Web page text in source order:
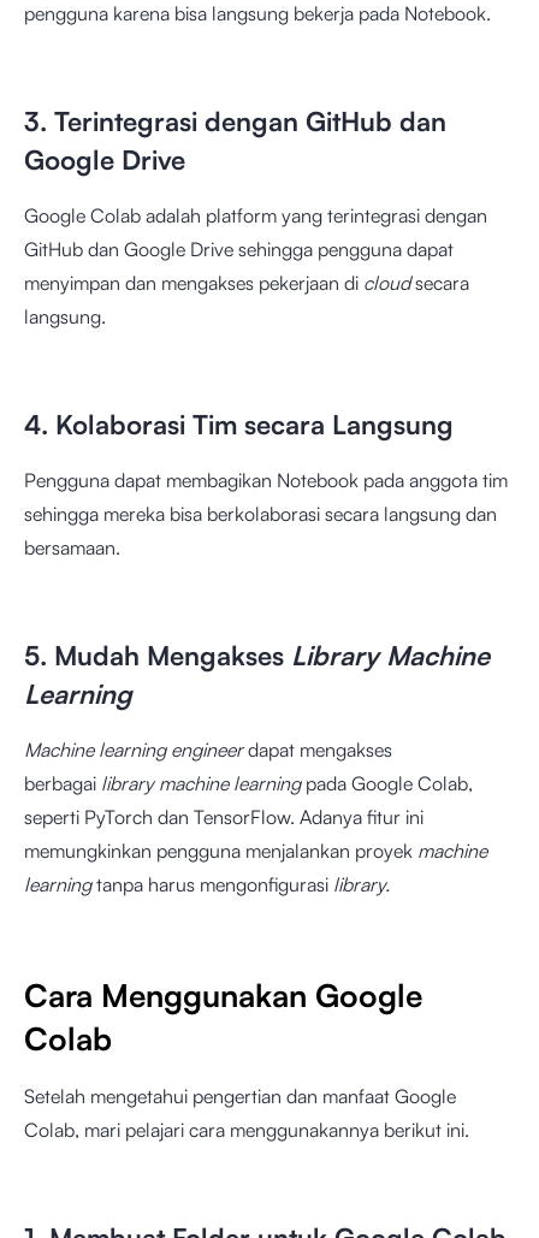
pengguna karena bisa langsung bekerja pada Notebook.
3. Terintegrasi dengan GitHub dan
Google Drive
Google Colab adalah platform yang terintegrasi dengan
GitHub dan Google Drive sehingga pengguna dapat
menyimpan dan mengakses pekerjaan di cloudsecara
langsung.
4. Kolaborasi Tim secara Langsung
Pengguna dapat membagikan Notebook pada anggota tim
sehingga mereka bisa berkolaborasi secara langsung dan
bersamaan.
5. Mudah Mengakses Library Machine
Learning
Machine learning engineerdapat mengakses
berbagai library machine learningpada Google Colab,
seperti PyTorch dan TensorFlow. Adanya fitur ini
memungkinkan pengguna menjalankan proyek machine
learningtanpa harus mengonfigurasi library.
Cara Menggunakan Google
Colab
Setelah mengetahui pengertian dan manfaat Google
Colab, mari pelajari cara menggunakannya berikut ini.